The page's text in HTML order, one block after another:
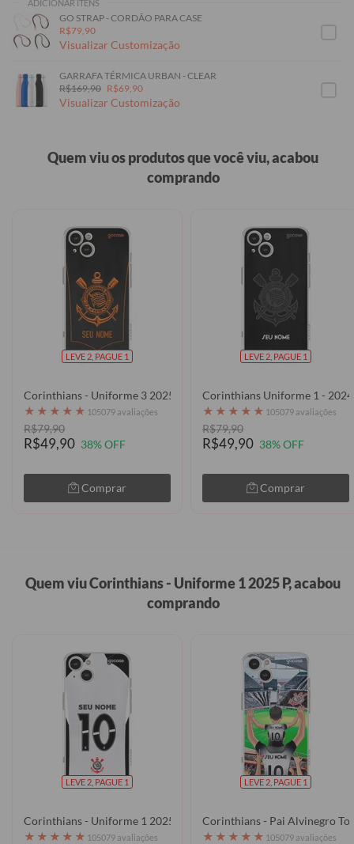
ADICIONAR ITENS
GO STRAP - CORDÃO PARA CASE
R$79,90
Visualizar Customização
GARRAFA TÉRMICA URBAN - CLEAR
R$169,90 R$69,90
Visualizar Customização
Quem viu os produtos que você viu, acabou
comprando
LEVE 2, PAGUE 1
Corinthians - Uniforme 3 2025 Escudo
★ ★ ★ ★ ★ 105079 avaliações
R$79,90
R$49,90 38% OFF
Comprar
LEVE 2, PAGUE 1
Corinthians Uniforme 1 - 2024
★ ★ ★ ★ ★ 105079 avaliações
R$79,90
R$49,90 38% OFF
Comprar
Quem viu Corinthians - Uniforme 1 2025 P, acabou
comprando
LEVE 2, PAGUE 1
Corinthians - Uniforme 1 2025 P
★ ★ ★ ★ ★ 105079 avaliações
LEVE 2, PAGUE 1
Corinthians - Pai Alvinegro
★ ★ ★ ★ ★ 105079 avaliações